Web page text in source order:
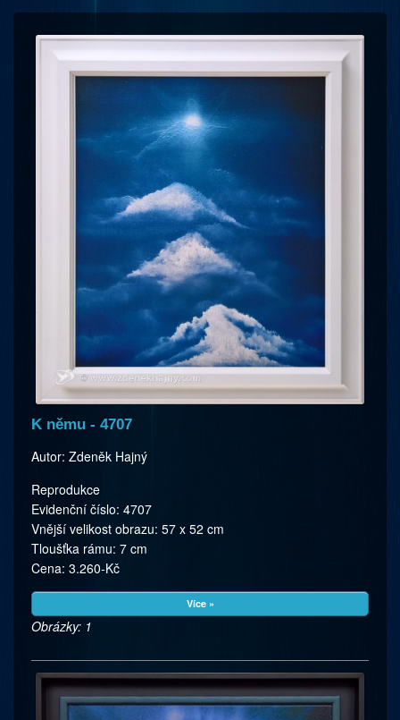
K němu - 4707
Autor: Zdeněk Hajný
Reprodukce
Evidenční číslo: 4707
Vnější velikost obrazu: 57 x 52 cm
Tloušťka rámu: 7 cm
Cena: 3.260-Kč
Více »
Obrázky: 1